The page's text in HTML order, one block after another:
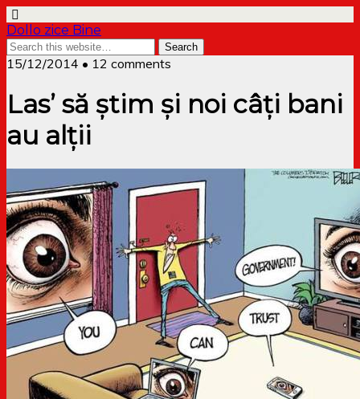
Dollo zice Bine
15/12/2014 • 12 comments
Las’ să știm și noi câți bani
au alții